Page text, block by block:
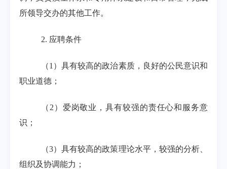
所领导交办的其他工作。
2. 应聘条件
（1 ）具有较高的政治素质，良好的公民意识和
职业道德；
（ 2 ）爱岗敬业，具有较强的责任心和服务意
识；
（3）具有较高的政策理论水平，较强的分析、
组织及协调能力；